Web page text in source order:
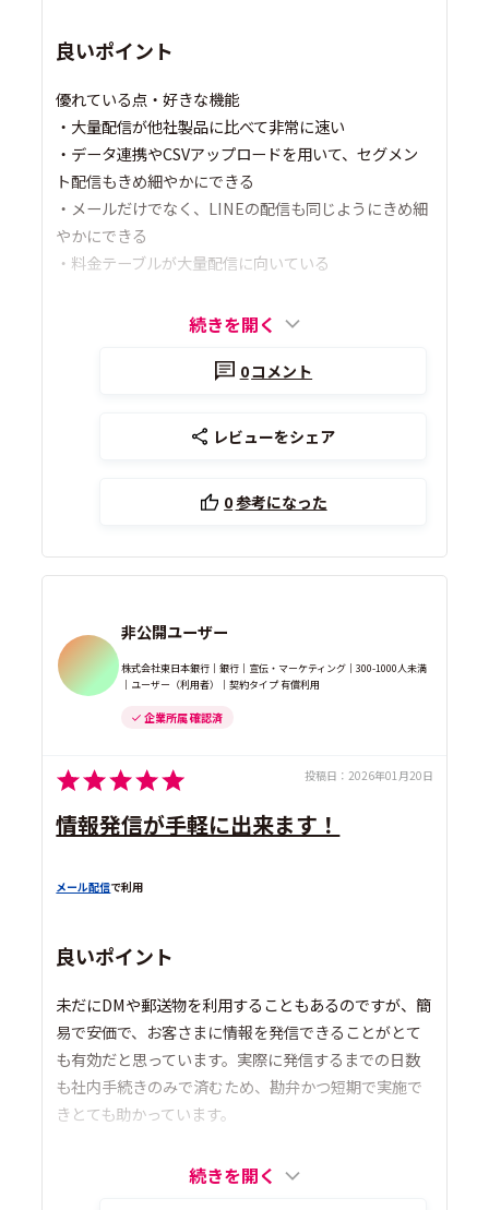
良いポイント
優れている点・好きな機能
・大量配信が他社製品に比べて非常に速い
・データ連携やCSVアップロードを用いて、セグメン
ト配信もきめ細やかにできる
・メールだけでなく、LINEの配信も同じようにきめ細
やかにできる
・料金テーブルが大量配信に向いている
続きを開く
0コメント
レビューをシェア
0参考になった
非公開ユーザー
株式会社東日本銀行｜銀行｜宣伝・マーケティング｜300-1000人未満
｜ユーザー（利用者）｜契約タイプ 有償利用
企業所属 確認済
投稿日： 2026年01月20日
情報発信が手軽に出来ます！
メール配信で利用
良いポイント
未だにDMや郵送物を利用することもあるのですが、簡
易で安価で、お客さまに情報を発信できることがとて
も有効だと思っています。実際に発信するまでの日数
も社内手続きのみで済むため、勘弁かつ短期で実施で
きとても助かっています。
続きを開く